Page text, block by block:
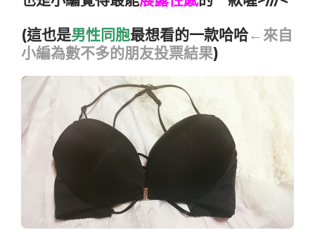
(這也是男性同胞最想看的一款哈哈←來自
小編為數不多的朋友投票結果)